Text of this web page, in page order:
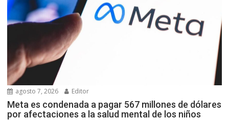
agosto 7, 2026 Editor
Meta es condenada a pagar 567 millones de dólares
por afectaciones a la salud mental de los niños